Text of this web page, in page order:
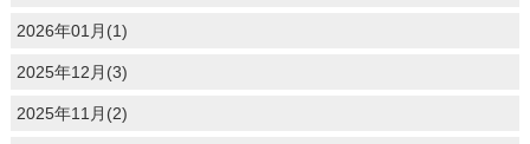
2026年01月(1)
2025年12月(3)
2025年11月(2)